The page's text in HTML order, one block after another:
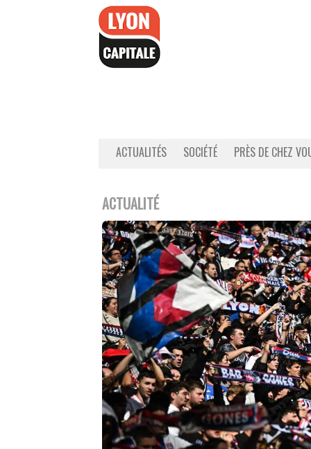
ACTUALITÉS SOCIÉTÉ PRÈS DE CHEZ
ACTUALITÉ